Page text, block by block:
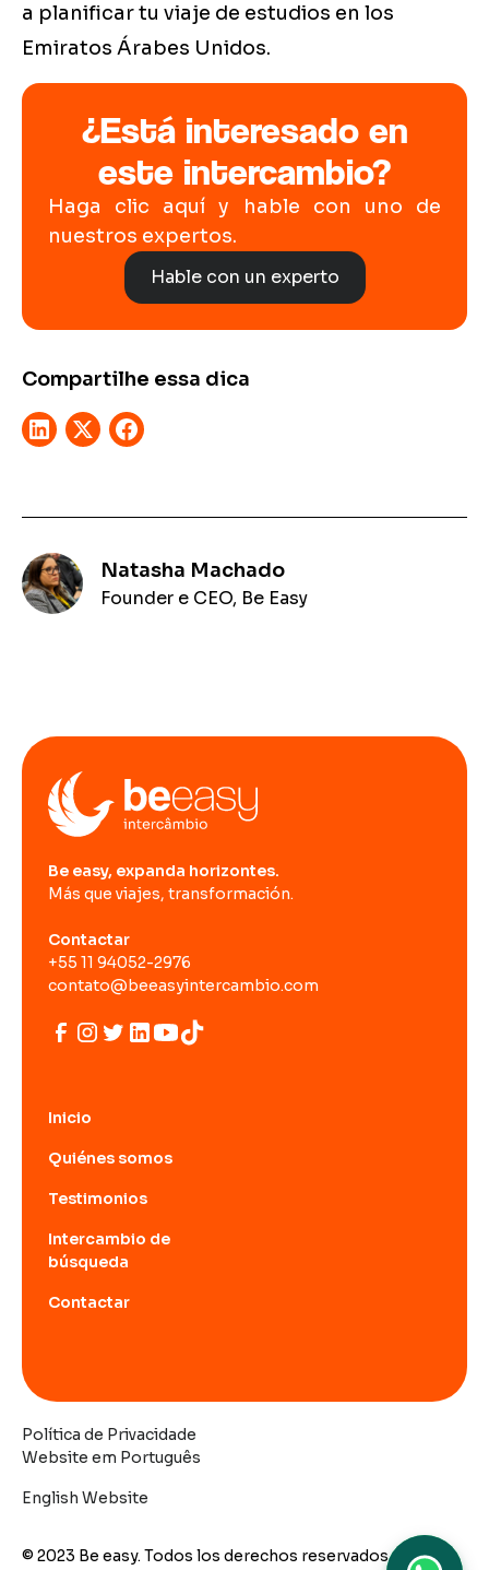
a planificar tu viaje de estudios en los
Emiratos Árabes Unidos.
¿Está interesado en
este intercambio?
Haga clic aquí y hable con uno de
nuestros expertos.
Hable con un experto
Compartilhe essa dica
Natasha Machado
Founder e CEO, Be Easy
Be easy, expanda horizontes.
Más que viajes, transformación.
Contactar
+55 11 94052-2976
contato@beeasyintercambio.com
Inicio
Quiénes somos
Testimonios
Intercambio de
búsqueda
Contactar
© 2023 Be easy. Todos los derechos reservados.
Website em Português
English Website
Política de Privacidade